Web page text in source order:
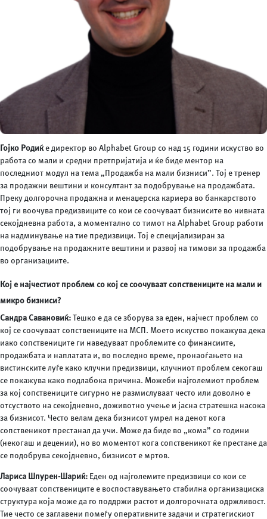
Гојко Родиќе директор во Alphabet Group со над 15 години искуство во
работа со мали и средни претпријатија и ќе биде ментор на
последниот модул на тема „Продажба на мали бизниси”. Тој е тренер
за продажни вештини и консултант за подобрување на продажбата.
Преку долгорочна продажна и менаџерска кариера во банкарството
тој ги воочува предизвиците со кои се соочуваат бизнисите во нивната
секојдневна работа, а моментално со тимот на Alphabet Group работи
на надминување на тие предизвици. Тој е специјализиран за
подобрување на продажните вештини и развој на тимови за продажба
во организациите.
Кој е најчестиот проблем со кој се соочуваат сопствениците на мали и
микро бизниси?
Сандра Савановиќ: Тешко е да се зборува за еден, најчест проблем со
кој се соочуваат сопствениците на МСП. Моето искуство покажува дека
иако сопствениците ги наведуваат проблемите со финансиите,
продажбата и наплатата и, во последно време, пронаоѓањето на
вистинските луѓе како клучни предизвици, клучниот проблем секогаш
се покажува како подлабока причина. Можеби најголемиот проблем
за кој сопствениците сигурно не размислуваат често или доволно е
отсуството на секојдневно, доживотно учење и јасна стратешка насока
за бизнисот. Често велам дека бизнисот умрел на денот кога
сопственикот престанал да учи. Може да биде во „кома” со години
(некогаш и децении), но во моментот кога сопственикот ќе престане да
се подобрува секојдневно, бизнисот е мртов.
Лариса Шпурен-Шариќ: Еден од најголемите предизвици со кои се
соочуваат сопствениците е воспоставувањето стабилна организациска
структура која може да го поддржи растот и долгорочната одржливост.
Тие често се заглавени помеѓу оперативните задачи и стратегискиот